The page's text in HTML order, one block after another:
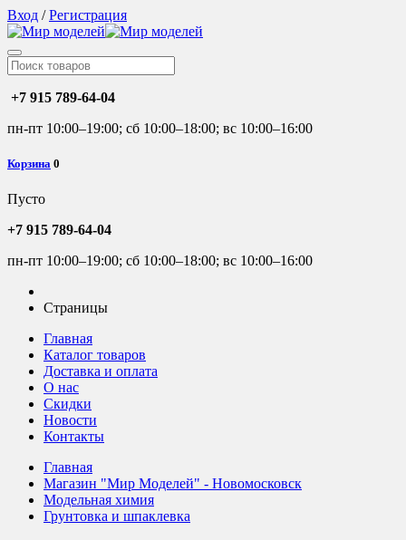
Вход /Регистрация
+7 915 789-64-04
пн-пт 10:00–19:00; сб 10:00–18:00; вс 10:00–16:00
Корзина 0
Пусто
+7 915 789-64-04
пн-пт 10:00–19:00; сб 10:00–18:00; вс 10:00–16:00
Страницы
Главная
Каталог товаров
Доставка и оплата
О нас
Скидки
Новости
Контакты
Главная
Магазин "Мир Моделей" - Новомосковск
Модельная химия
Грунтовка и шпаклевка